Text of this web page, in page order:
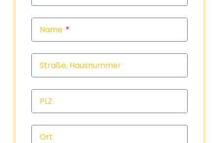
Name
Straße, Hausnummer
PLZ
Ort